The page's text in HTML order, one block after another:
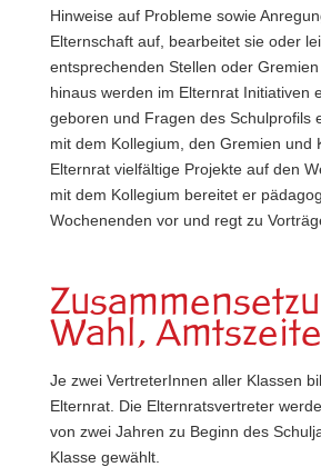
Hinweise auf Probleme sowie
Elternschaft auf, bearbeitet sie oder
entsprechenden Stellen oder
hinaus werden im Elternrat Initiativen
geboren und Fragen des Schulprofils
mit dem Kollegium, den Gremien und
Elternrat vielfältige Projekte auf den
mit dem Kollegium bereitet er
Wochenenden vor und regt zu
Wahl,
Je zwei VertreterInnen aller Klassen
Elternrat. Die Elternratsvertreter
von zwei Jahren zu Beginn des
Klasse gewählt.